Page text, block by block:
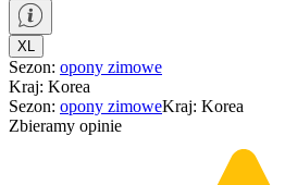
XL
Sezon: opony zimowe
Kraj: Korea
Sezon: opony zimoweKraj: Korea
Zbieramy opinie